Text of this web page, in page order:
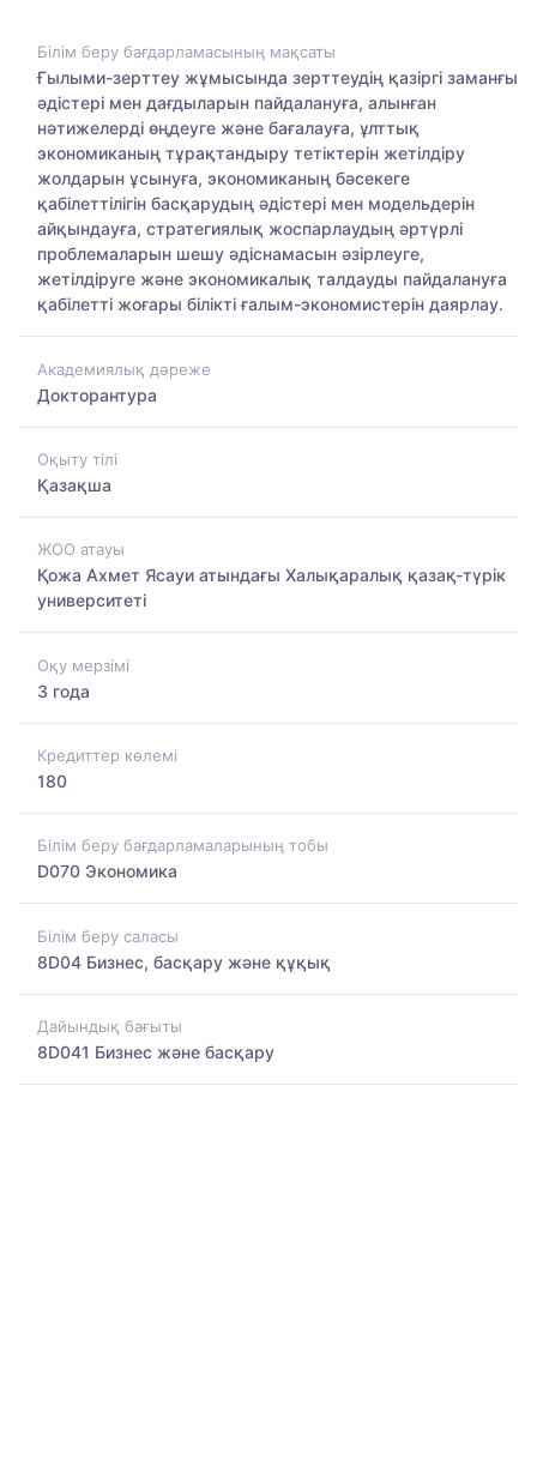
Білім беру бағдарламасының мақсаты
Ғылыми-зерттеу жұмысында зерттеудің қазіргі заманғы
әдістері мен дағдыларын пайдалануға, алынған
нәтижелерді өңдеуге және бағалауға, ұлттық
экономиканың тұрақтандыру тетіктерін жетілдіру
жолдарын ұсынуға, экономиканың бәсекеге
қабілеттілігін басқарудың әдістері мен модельдерін
айқындауға, стратегиялық жоспарлаудың әртүрлі
проблемаларын шешу әдіснамасын әзірлеуге,
жетілдіруге және экономикалық талдауды пайдалануға
қабілетті жоғары білікті ғалым-экономистерін даярлау.
Академиялық дәреже
Докторантура
Оқыту тілі
Қазақша
ЖОО атауы
Қожа Ахмет Ясауи атындағы Халықаралық қазақ-түрiк
университетi
Оқу мерзімі
3 года
Кредиттер көлемі
180
Білім беру бағдарламаларының тобы
D070 Экономика
Білім беру саласы
8D04 Бизнес, басқару және құқық
Дайындық бағыты
8D041 Бизнес және басқару